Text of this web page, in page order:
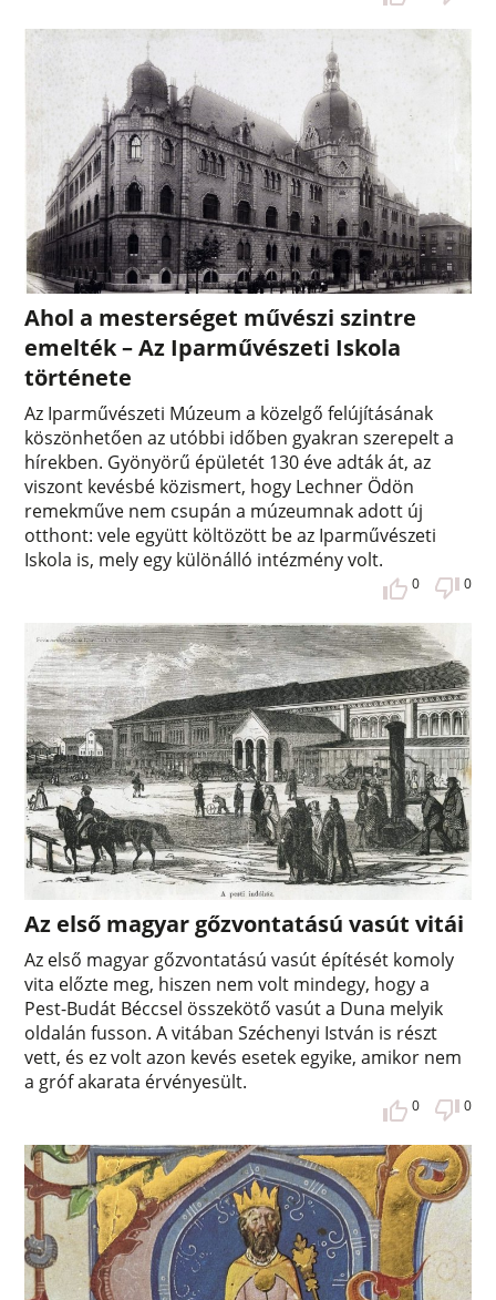
Ahol a mesterséget művészi szintre
emelték – Az Iparművészeti Iskola
története
Az Iparművészeti Múzeum a közelgő felújításának
köszönhetően az utóbbi időben gyakran szerepelt a
hírekben. Gyönyörű épületét 130 éve adták át, az
viszont kevésbé közismert, hogy Lechner Ödön
remekműve nem csupán a múzeumnak adott új
otthont: vele együtt költözött be az Iparművészeti
Iskola is, mely egy különálló intézmény volt.
0 0
Az első magyar gőzvontatású vasút vitái
Az első magyar gőzvontatású vasút építését komoly
vita előzte meg, hiszen nem volt mindegy, hogy a
Pest-Budát Béccsel összekötő vasút a Duna melyik
oldalán fusson. A vitában Széchenyi István is részt
vett, és ez volt azon kevés esetek egyike, amikor nem
a gróf akarata érvényesült.
0 0